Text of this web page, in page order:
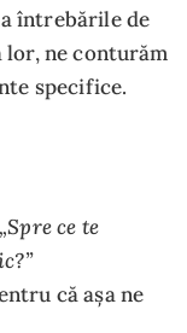
întrebările de
lor, ne conturăm
specifice.
„Spre ce te
că așa ne